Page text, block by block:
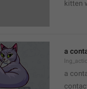
kitten
a
a